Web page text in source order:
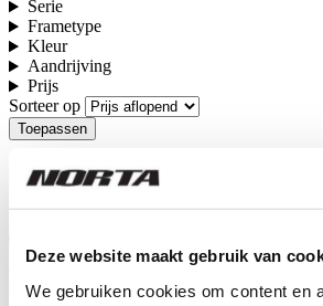
Deze website maakt gebruik van
We gebruiken cookies om content en
Serie
Frametype
Kleur
Aandrijving
Prijs
Sorteer op
De Norta fietsen
B-2030 MY26
€ 3.649,00